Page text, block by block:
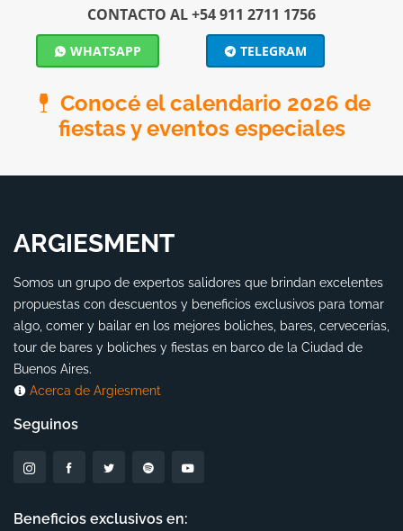
CONTACTO AL +54 911 2711 1756
WHATSAPP TELEGRAM
Conocé el calendario 2026 de
fiestas y eventos especiales
ARGIESMENT
Somos un grupo de expertos salidores que brindan excelentes
propuestas con descuentos y beneficios exclusivos para tomar
algo, comer y bailar en los mejores boliches, bares, cervecerías,
tour de bares y boliches y fiestas en barco de la Ciudad de
Buenos Aires.
Acerca de Argiesment
Seguinos
Beneficios exclusivos en: